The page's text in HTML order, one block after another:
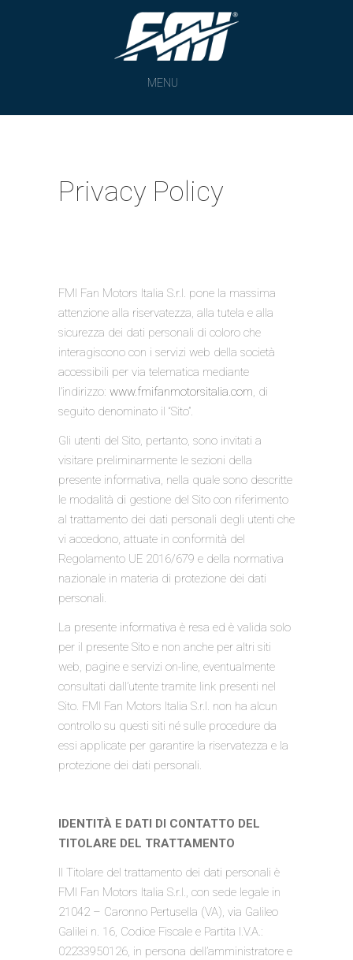
MENU
Privacy Policy
FMI Fan Motors Italia S.r.l. pone la massima
attenzione alla riservatezza, alla tutela e alla
sicurezza dei dati personali di coloro che
interagiscono con i servizi web della società
accessibili per via telematica mediante
l’indirizzo: www.fmifanmotorsitalia.com, di
seguito denominato il “Sito”.
Gli utenti del Sito, pertanto, sono invitati a
visitare preliminarmente le sezioni della
presente informativa, nella quale sono descritte
le modalità di gestione del Sito con riferimento
al trattamento dei dati personali degli utenti che
vi accedono, attuate in conformità del
Regolamento UE 2016/679 e della normativa
nazionale in materia di protezione dei dati
personali.
La presente informativa è resa ed è valida solo
per il presente Sito e non anche per altri siti
web, pagine e servizi on-line, eventualmente
consultati dall’utente tramite link presenti nel
Sito. FMI Fan Motors Italia S.r.l. non ha alcun
controllo su questi siti né sulle procedure da
essi applicate per garantire la riservatezza e la
protezione dei dati personali.
IDENTITÀ E DATI DI CONTATTO DEL
TITOLARE DEL TRATTAMENTO
Il Titolare del trattamento dei dati personali è
FMI Fan Motors Italia S.r.l., con sede legale in
21042 – Caronno Pertusella (VA), via Galileo
Galilei n. 16, Codice Fiscale e Partita I.V.A.:
02233950126, in persona dell’amministratore e